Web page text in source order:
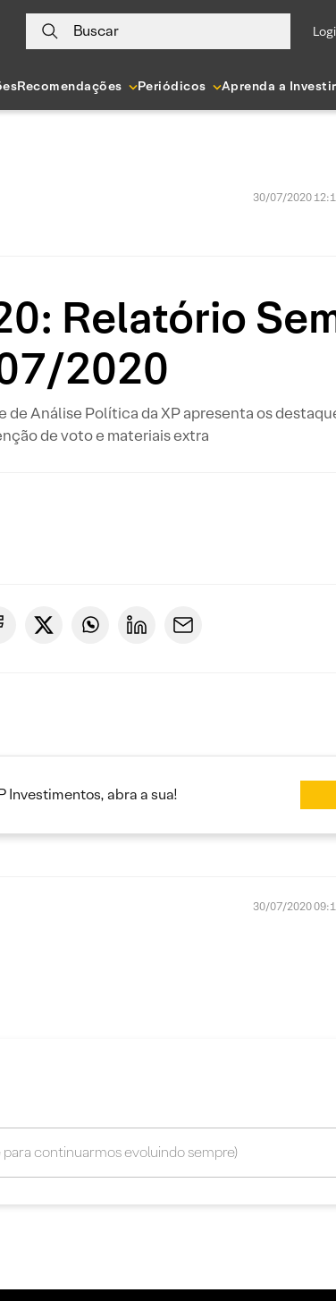
Buscar
Recomendações Periódicos Aprenda a Investir
30/07/2020
Relatório
2020
Análise Política da XP apresenta os
de voto e materiais extra
Investimentos, abra a sua!
30/07/2020